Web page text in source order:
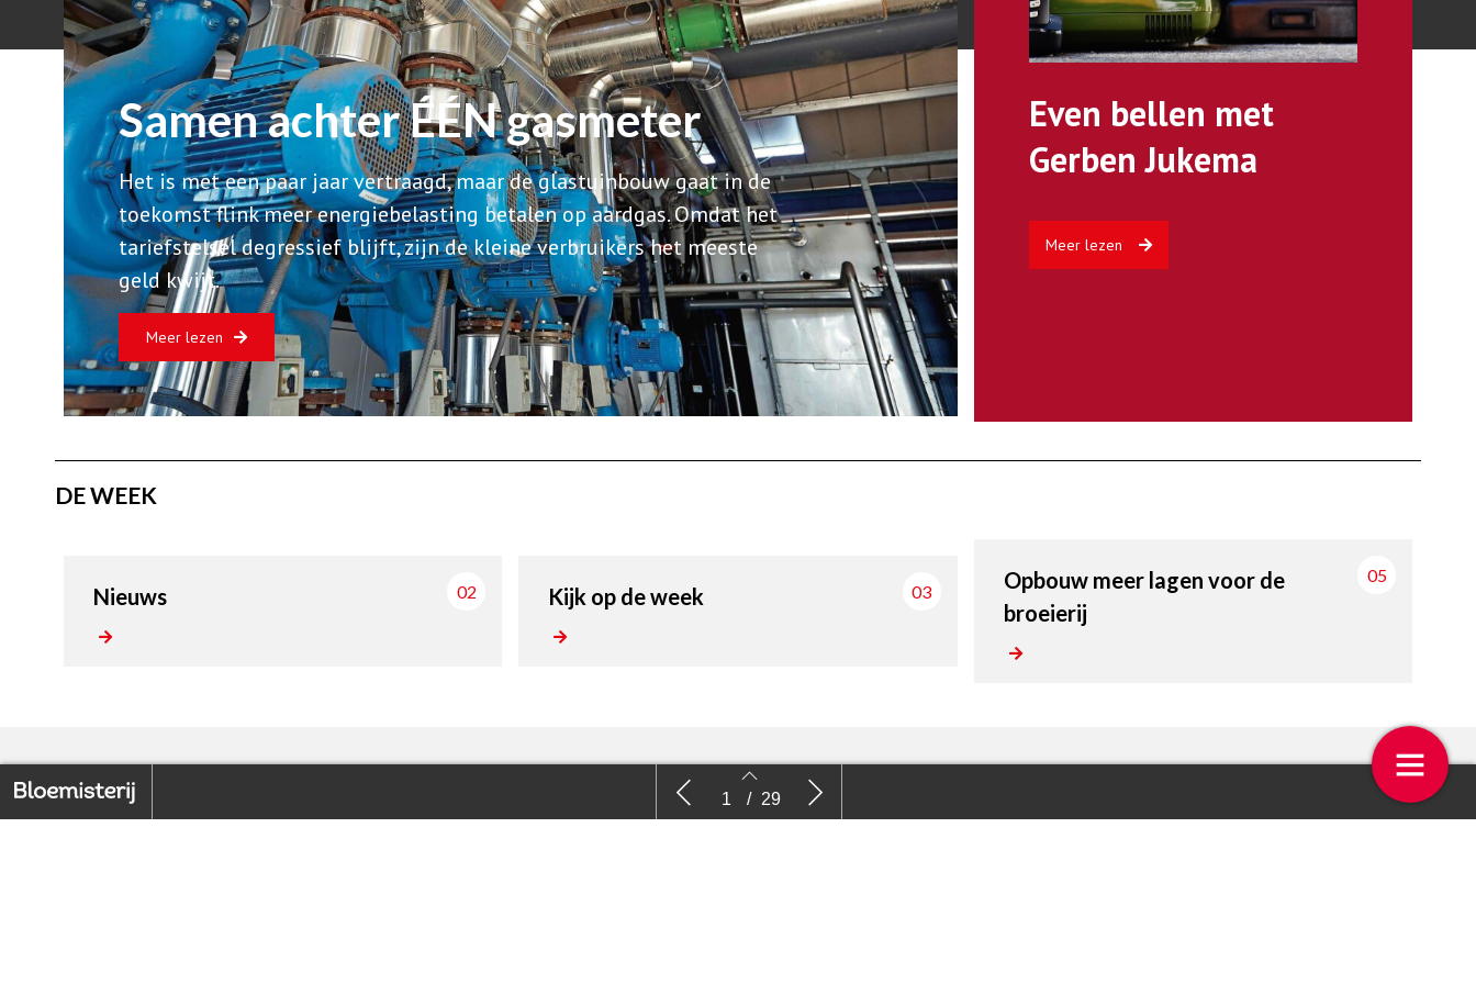
Back to index
Nieuws Even bellen met Gerben
1 / 29
Samen achter ÉÉN gasmeter
Het is met een paar jaar vertraagd, maar de glastuinbouw gaat in de
toekomst flink meer energiebelasting betalen op aardgas. Omdat het
tariefstelsel degressief blijft, zijn de kleine verbruikers het meeste
geld kwijt.
Meer lezen
Even bellen met
Gerben Jukema
Meer lezen
DE WEEK
Nieuws 02 Kijk op de week 03
Opbouw meer lagen voor de
broeierij
05
FOCUS